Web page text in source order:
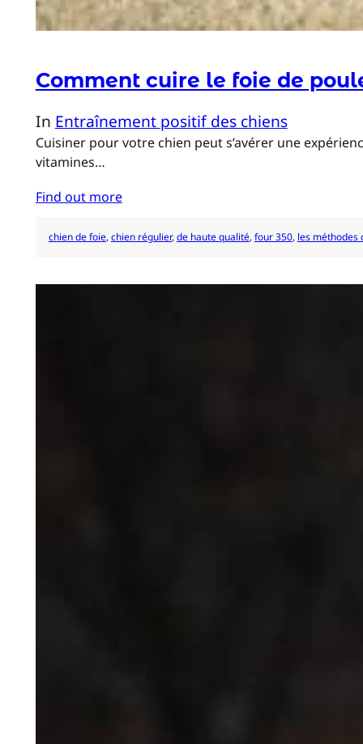
Comment cuire le foie de
In Entraînement positif des chiens
Cuisiner pour votre chien peut s’avérer une
vitamines…
Find out more
chien de foie, chien régulier, de haute qualité, four 350, les méthodes